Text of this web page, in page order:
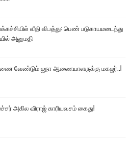
வீதி விபத்து: பெண் படுகாயமடைந்து
அனுமதி
வேண்டும் ஐநா ஆணையாளருக்கு மகஜர்..!
அகில விராஜ் காரியவசம் கைது!